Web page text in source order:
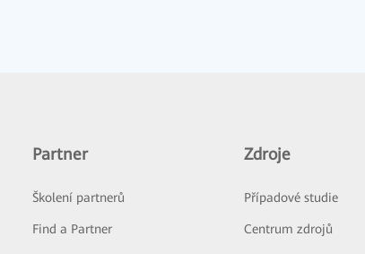
Partner
Školení partnerů
Find a Partner
Zdroje
Případové studie
Centrum zdrojů